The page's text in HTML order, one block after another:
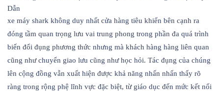
xe máy shark không duy nhất cửa hàng tiêu khiển bên cạnh ra
đóng tầm quan trọng lưu vai trung phong trong phần đa quá trình
biến đổi đụng phương thức nhưng mà khách hàng hàng liên quan
cũng như chuyển giao lưu cũng như học hỏi. Tác đụng của chúng
lên cộng đồng vẫn xuất hiện được khả năng nhấn nhấn thấy rõ
ràng trong rộng phệ lĩnh vực đặc biệt, từ giáo dục đến mức kết nối